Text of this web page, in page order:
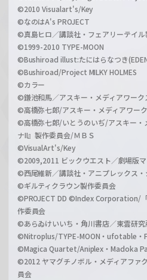
©2010 Visualart's/Key
©なのはA's PROJECT
©真島ヒロ／講談社・フェアリーテイ
©1999-2010 TYPE-MOON
©Bushiroad illust:たにはらなつき
©Bushiroad/Project MILKY HOLMES
©カラー
©鎌池和馬／アスキー・メディアワーク
©高橋弥七郎/アスキー・メディアワー
©高橋弥七郎/いとうのいぢ/アスキー・
ナII』製作委員会/ＭＢＳ
©VisualArt's/Key
©2009,2011 ビックウエスト／劇場版
©西尾維新／講談社・アニプレックス・
©ギルティクラウン製作委員会
©PROJECT DD ©Index Corporation/
作委員会
©あらゐけいいち・角川書店／東雲研究
©Nitroplus/TYPE-MOON・ufotable・
©Magica Quartet/Aniplex・Madoka
©2012 ヤマグチノボル・メディアファ
員会